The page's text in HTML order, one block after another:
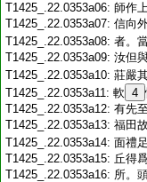
T1425_.22.0353a06: 師作
T1425_.22.0353a07: 信向
T1425_.22.0353a08: 者。
T1425_.22.0353a09: 汝但
T1425_.22.0353a10: 莊嚴
T1425_.22.0353a11: 軟 4
T1425_.22.0353a12: 有先
T1425_.22.0353a13: 福田
T1425_.22.0353a14: 面禮
T1425_.22.0353a15: 丘得
T1425_.22.0353a16: 所。